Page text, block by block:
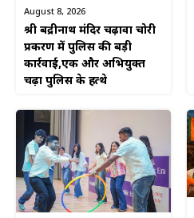
August 8, 2026
श्री बद्रीनाथ मंदिर चढ़ावा चोरी
प्रकरण में पुलिस की बड़ी
कार्रवाई,एक और अभियुक्त
चढ़ा पुलिस के हत्थे